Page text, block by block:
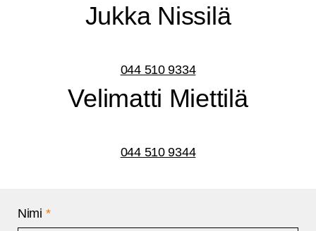
Juk­ka Nissilä
044 510 9334
Veli­mat­ti Miettilä
044 510 9344
Nimi *